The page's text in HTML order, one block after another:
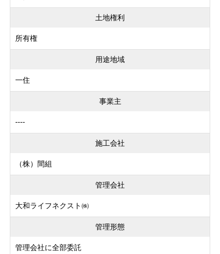
土地権利
所有権
用途地域
一住
事業主
----
施工会社
（株）間組
管理会社
大和ライフネクスト㈱
管理形態
管理会社に全部委託